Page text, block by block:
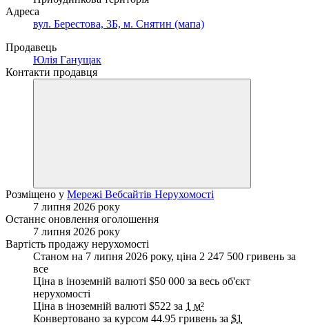
Адреса
вул. Берестова, 3Б, м. Снятин (мапа)
Продавець
Юлія Ганущак
Контакти продавця
Розміщено у Мережі Вебсайтів Нерухомості
7 липня 2026 року
Останнє оновлення оголошення
7 липня 2026 року
Вартість продажу нерухомості
Станом на 7 липня 2026 року, ціна 2 247 500 гривень за
все
Ціна в іноземній валюті $50 000 за весь об'єкт
нерухомості
Ціна в іноземній валюті $522 за 1 м²
Конвертовано за курсом 44.95 гривень за $1